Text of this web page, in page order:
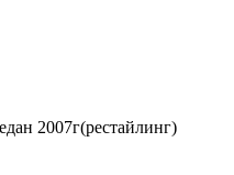
2007г(рестайлинг)